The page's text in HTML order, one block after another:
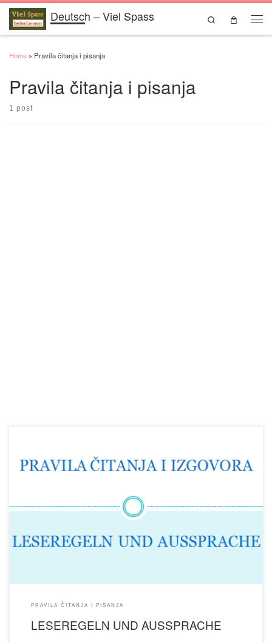
Skip to contentDeutsch – Viel Spass
Search
Home » Pravila čitanja i pisanja
Pravila čitanja i pisanja
1 post
KRATAK AKO SE NALAZI ISPRED UDVOSTRUČENOG SUGLASNIKA ILI
ISPRED SKUPINA tz, ck. die Sonne (z’on∂) sunce die Hitze (h’:ic∂) vrućina
SAMOGLASNIK JE DUG: ako je udvostručen die Fee (fe:) […]
PRAVILA ČITANJA I PISANJA
LESEREGELN UND AUSSPRACHE